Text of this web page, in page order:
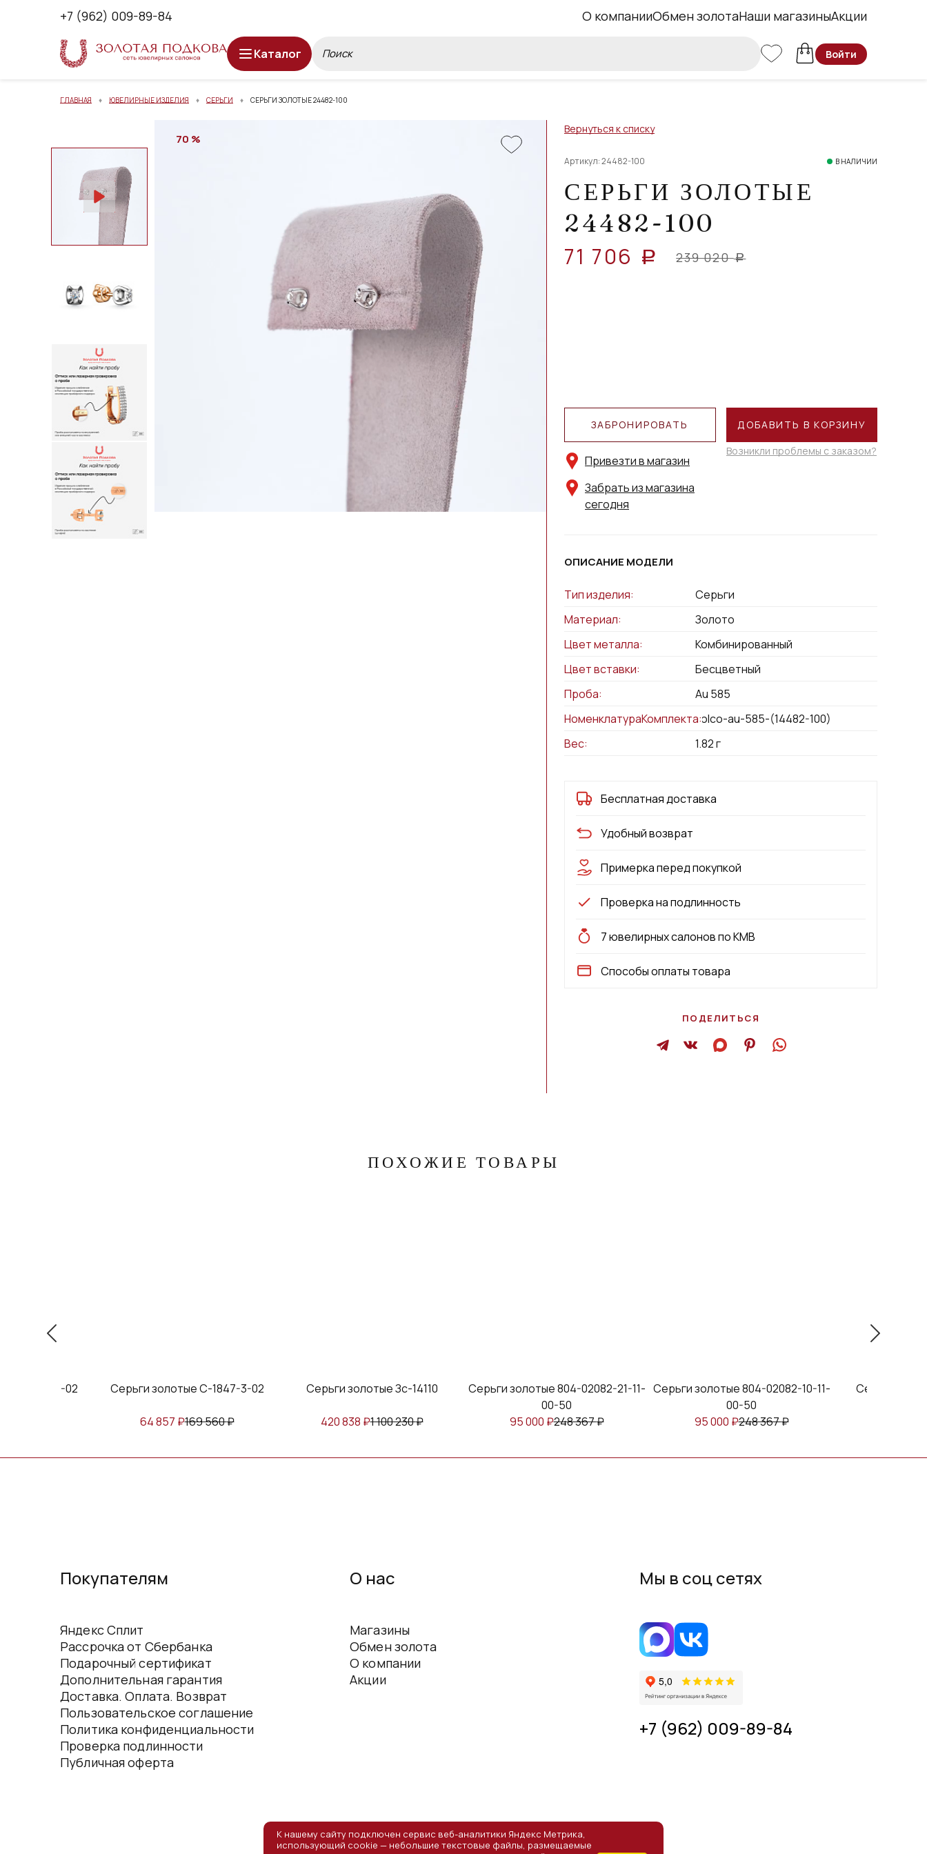
+7 (962) 009-89-84 О компанииОбмен золотаНаши магазиныАкции
Каталог Войти
ГЛАВНАЯ ЮВЕЛИРНЫЕ ИЗДЕЛИЯ СЕРЬГИ СЕРЬГИ ЗОЛОТЫЕ 24482-100
70 %
Вернуться к списку
Артикул: 24482-100 В НАЛИЧИИ
СЕРЬГИ ЗОЛОТЫЕ
24482-100
71 706 a 239 020 a
ЗАБРОНИРОВАТЬ
Привезти в магазин
Забрать из магазина
сегодня
ДОБАВИТЬ В КОРЗИНУ
Возникли проблемы с заказом?
ОПИСАНИЕ МОДЕЛИ
Тип изделия:
Серьги
Материал:
Золото
Цвет металла:
Комбинированный
Цвет вставки:
Бесцветный
Проба:
Au 585
НоменклатураКомплекта:kolco-au-585-(14482-100)
Вес:
1.82г
Бесплатная доставка
Удобный возврат
Примерка перед покупкой
Проверка на подлинность
7 ювелирных салонов по КМВ
Способы оплаты товара
ПОДЕЛИТЬСЯ
ПОХОЖИЕ ТОВАРЫ
С-1815-3-02 Серьги золотые С-1847-3-02
64 857 ₽169 560₽
Серьги золотые Зс-14110
420 838 ₽1 100 230₽
Серьги золотые 804-02082-21-11-
00-50
95 000 ₽248 367₽
Серьги золотые 804-02082-10-11-
00-50
95 000 ₽248 367₽
Серьги
Покупателям
Яндекс Сплит
Рассрочка от Сбербанка
Подарочный сертификат
Дополнительная гарантия
Доставка. Оплата. Возврат
Пользовательское соглашение
Политика конфиденциальности
Проверка подлинности
Публичная оферта
О нас
Магазины
Обмен золота
О компании
Акции
Мы в соц сетях
+7 (962) 009-89-84
К нашему сайту подключен сервис веб-аналитики Яндекс Метрика,
использующий cookie — небольшие текстовые файлы, размещаемые